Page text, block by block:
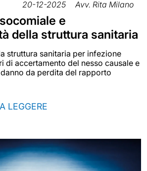
20-12-2025 Avv. Rita Milano
e
della struttura sanitaria
struttura sanitaria per infezione
di accertamento del nesso causale e
da perdita del rapporto
LEGGERE